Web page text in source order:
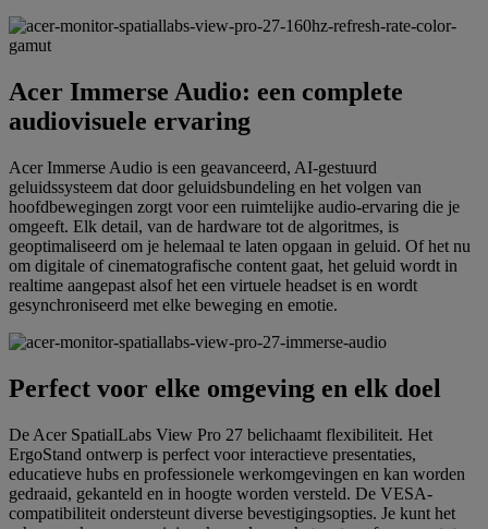
Acer Immerse Audio: een complete
audiovisuele ervaring
Acer Immerse Audio is een geavanceerd, AI-gestuurd
geluidssysteem dat door geluidsbundeling en het volgen van
hoofdbewegingen zorgt voor een ruimtelijke audio-ervaring die je
omgeeft. Elk detail, van de hardware tot de algoritmes, is
geoptimaliseerd om je helemaal te laten opgaan in geluid. Of het nu
om digitale of cinematografische content gaat, het geluid wordt in
realtime aangepast alsof het een virtuele headset is en wordt
gesynchroniseerd met elke beweging en emotie.
Perfect voor elke omgeving en elk doel
De Acer SpatialLabs View Pro 27 belichaamt flexibiliteit. Het
ErgoStand ontwerp is perfect voor interactieve presentaties,
educatieve hubs en professionele werkomgevingen en kan worden
gedraaid, gekanteld en in hoogte worden versteld. De VESA-
compatibiliteit ondersteunt diverse bevestigingsopties. Je kunt het